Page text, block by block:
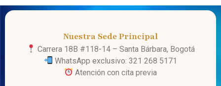
Nuestra Sede Principal
Carrera 18B #118-14 – Santa Bárbara, Bogotá
WhatsApp exclusivo: 321 268 5171
Atención con cita previa